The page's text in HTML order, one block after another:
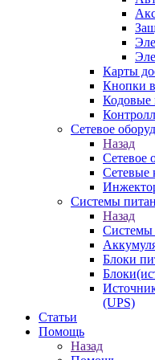
Карты
Кнопки
Кодовые
Сетевое
Назад
Сетевое
Сетевые
Системы
Назад
Системы
Блоки
(UPS)
Статьи
Помощь
Назад